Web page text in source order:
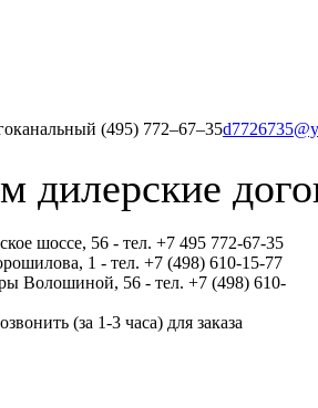
(495) 772‒67‒35
дилерские
шоссе, 56 - тел. +7 495 772-67-35
1 - тел. +7 (498) 610-15-77
Волошиной, 56 - тел. +7 (498) 610-
(за 1-3 часа) для заказа